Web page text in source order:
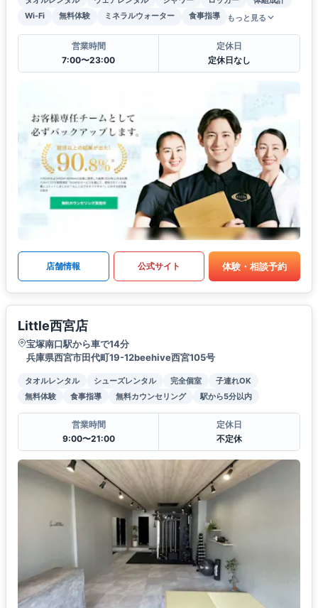
Wi-Fi
無料体験 ミネラルウォーター 食事指導 もっと見る
営業時間
7:00〜23:00
定休日
定休日なし
店舗情報 公式サイト 体験・相談予約
Little西宮店
宝塚南口駅から車で14分
兵庫県西宮市田代町19-12beehive西宮105号
タオルレンタル シューズレンタル 完全個室
子連れOK
無料体験
食事指導 無料カウンセリング 駅から5分以内
営業時間
9:00〜21:00
定休日
不定休